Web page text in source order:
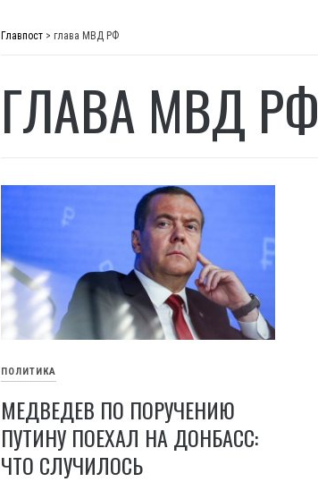
Главпост > глава МВД РФ
ГЛАВА МВД РФ
ПОЛИТИКА
МЕДВЕДЕВ ПО ПОРУЧЕНИЮ
ПУТИНУ ПОЕХАЛ НА ДОНБАСС:
ЧТО СЛУЧИЛОСЬ